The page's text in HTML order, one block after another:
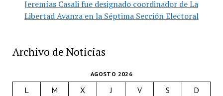
Jeremías Casali fue designado coordinador de La
Libertad Avanza en la Séptima Sección Electoral
Archivo de Noticias
AGOSTO 2026
L M X J V S
D